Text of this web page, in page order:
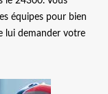
équipes pour bien
lui demander votre